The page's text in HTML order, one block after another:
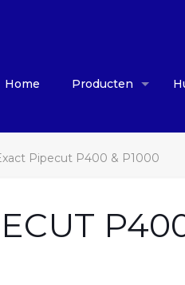
Home Producten
Pipecut P400 & P1000